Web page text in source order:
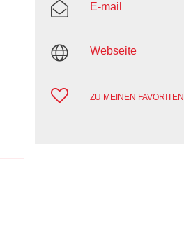
E-mail
Webseite
ZU MEINEN FAVORITEN